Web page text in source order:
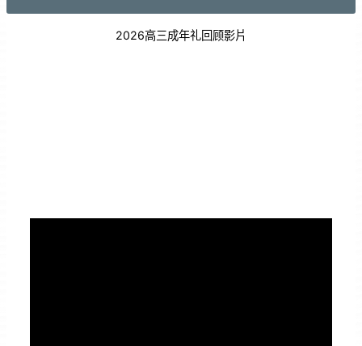
2026高三成年礼回顾影片